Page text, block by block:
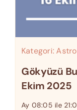
Kategori:
Gökyüzü
Ekim 2025
Ay 08:05 ile